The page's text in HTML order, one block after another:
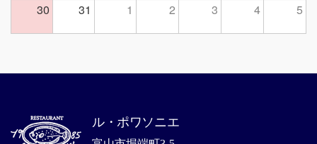
30
31 1 2 3 4 5
ル・ポワソニエ